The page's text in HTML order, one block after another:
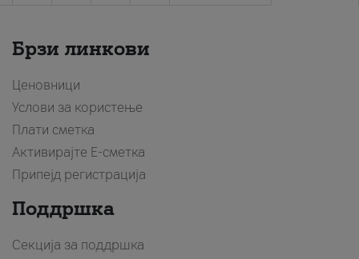
Брзи линкови
Ценовници
Услови за користење
Плати сметка
Активирајте Е-сметка
Припејд регистрација
Поддршка
Секција за поддршка